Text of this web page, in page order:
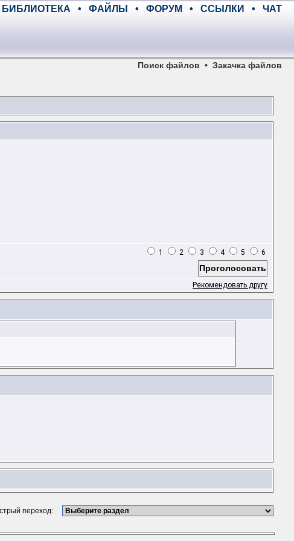
БИБЛИОТЕКА • ФАЙЛЫ • ФОРУМ • ССЫЛКИ • ЧАТ
Поиск файлов • Закачка файлов
1 2 3 4 5 6
Рекомендовать другу
переход: